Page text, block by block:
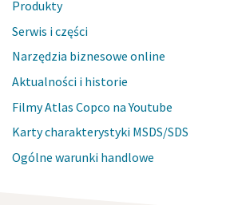
Produkty
Serwis i części
Narzędzia biznesowe online
Aktualności i historie
Filmy Atlas Copco na Youtube
Karty charakterystyki MSDS/SDS
Ogólne warunki handlowe